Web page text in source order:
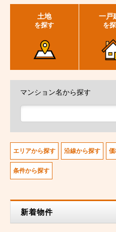
土地
を探す
一戸
を
マンション名から探す
エリアから探す 沿線から探す
条件から探す
新着物件